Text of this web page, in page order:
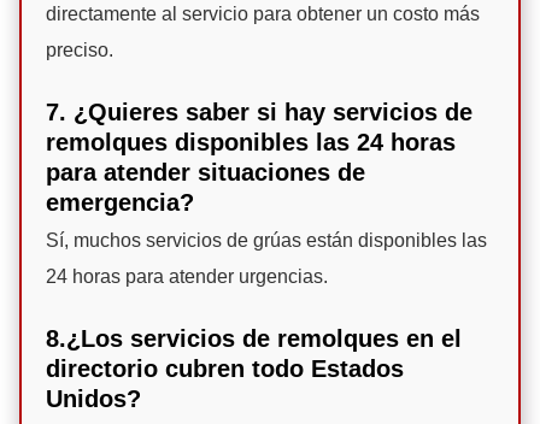
directamente al servicio para obtener un costo más
preciso.
7. ¿Quieres saber si hay servicios de
remolques disponibles las 24 horas
para atender situaciones de
emergencia?
Sí, muchos servicios de grúas están disponibles las
24 horas para atender urgencias.
8.¿Los servicios de remolques en el
directorio cubren todo Estados
Unidos?